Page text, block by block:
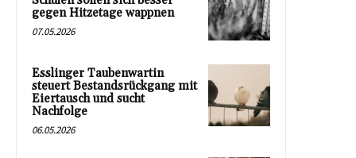
gegen Hitzetage wappnen
07.05.2026
Esslinger Taubenwartin
steuert Bestandsrückgang mit
Eiertausch und sucht
Nachfolge
06.05.2026